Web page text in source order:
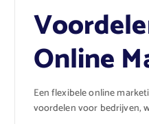
Online
Een flexibele online
voordelen voor bedrijven,